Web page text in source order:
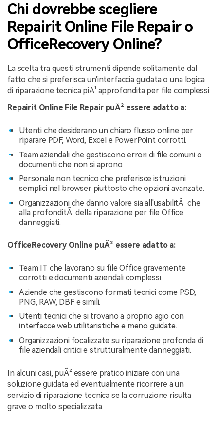
Chi dovrebbe scegliere
Repairit Online File Repair o
OfficeRecovery Online?
La scelta tra questi strumenti dipende solitamente dal
fatto che si preferisca un'interfaccia guidata o una logica
di riparazione tecnica piÃ¹ approfondita per file complessi.
Repairit Online File Repair puÃ² essere adatto a:
Utenti che desiderano un chiaro flusso online per
riparare PDF, Word, Excel e PowerPoint corrotti.
Team aziendali che gestiscono errori di file comuni o
documenti che non si aprono.
Personale non tecnico che preferisce istruzioni
semplici nel browser piuttosto che opzioni avanzate.
Organizzazioni che danno valore sia all'usabilitÃ che
alla profonditÃ della riparazione per file Office
danneggiati.
OfficeRecovery Online puÃ² essere adatto a:
Team IT che lavorano su file Office gravemente
corrotti e documenti aziendali complessi.
Aziende che gestiscono formati tecnici come PSD,
PNG, RAW, DBF e simili.
Utenti tecnici che si trovano a proprio agio con
interfacce web utilitaristiche e meno guidate.
Organizzazioni focalizzate su riparazione profonda di
file aziendali critici e strutturalmente danneggiati.
In alcuni casi, puÃ² essere pratico iniziare con una
soluzione guidata ed eventualmente ricorrere a un
servizio di riparazione tecnica se la corruzione risulta
grave o molto specializzata.